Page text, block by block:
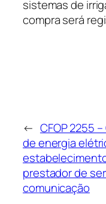
sistemas de
compra será
← CFOP 2255
de energia
prestador de
comunicação